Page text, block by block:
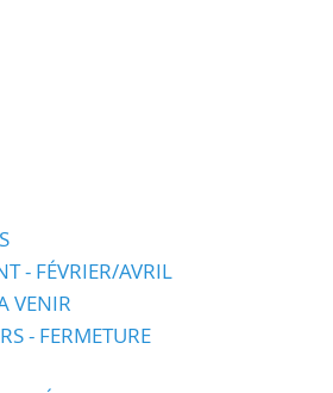
- FÉVRIER/AVRIL
VENIR
- FERMETURE